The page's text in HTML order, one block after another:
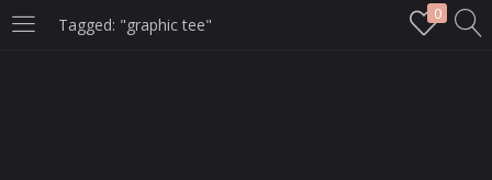
Tagged: "graphic tee"
0
LOGIN